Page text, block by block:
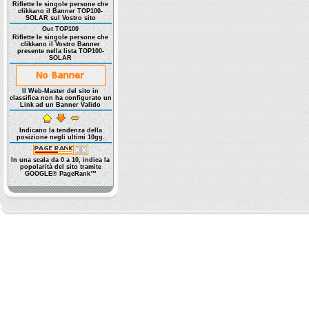
Riflette le singole persone che
clikkano il Banner TOP100-
SOLAR sul Vostro sito
Out TOP100
Riflette le singole persone che
clikkano il Vostro Banner
presente nella lista TOP100-
SOLAR
Il Web-Master del sito in
classifica non ha configurato un
Link ad un Banner Valido
Indicano la tendenza della
posizione negli ultimi 10gg.
In una scala da 0 a 10, indica la
popolarità del sito tramite
GOOGLE® PageRank™